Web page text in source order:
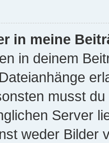
in meine
in deinem
musst
Server
weder Bilder